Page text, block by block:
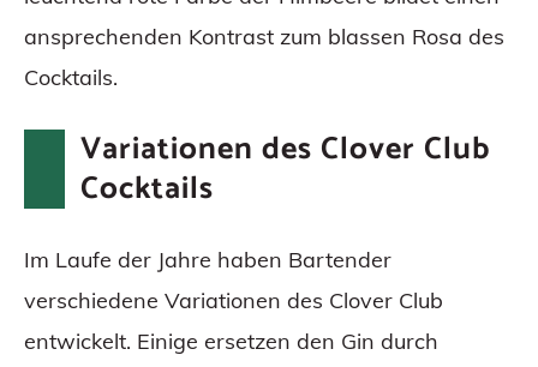
ansprechenden Kontrast zum blassen Rosa des
Cocktails.
Variationen des Clover Club
Cocktails
Im Laufe der Jahre haben Bartender
verschiedene Variationen des Clover Club
entwickelt. Einige ersetzen den Gin durch